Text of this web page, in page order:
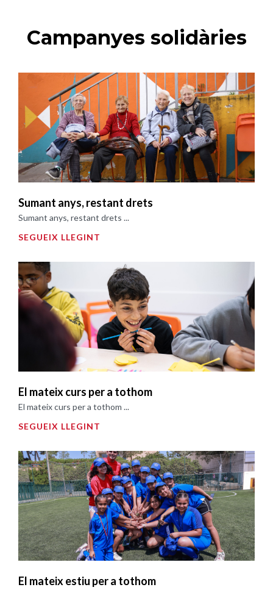
Campanyes solidàries
Sumant anys, restant drets
Sumant anys, restant drets ...
SEGUEIX LLEGINT
El mateix curs per a tothom
El mateix curs per a tothom ...
SEGUEIX LLEGINT
El mateix estiu per a tothom